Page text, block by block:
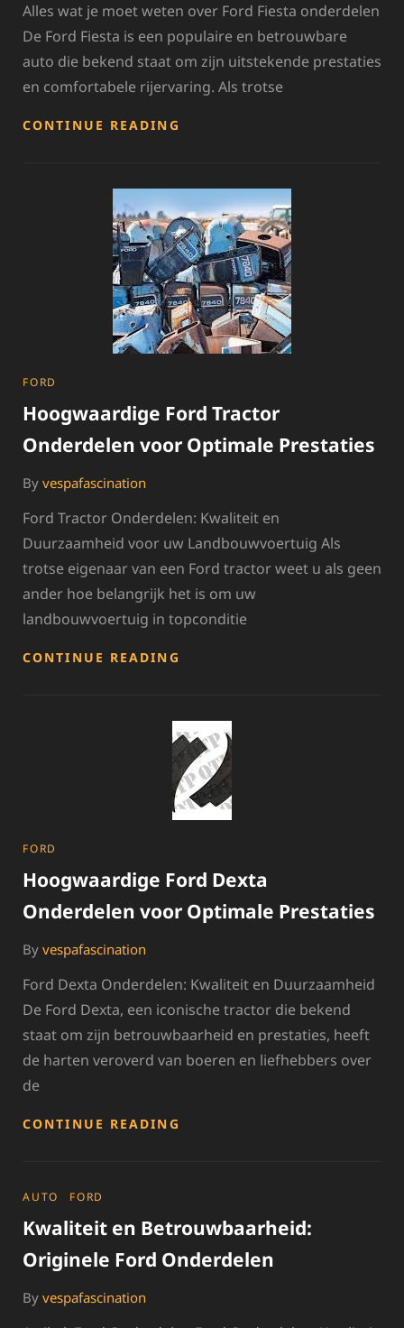
Alles wat je moet weten over Ford Fiesta onderdelen
De Ford Fiesta is een populaire en betrouwbare
auto die bekend staat om zijn uitstekende prestaties
en comfortabele rijervaring. Als trotse
CONTINUE READING
OPTIMALE
PRESTATIES
CATEGORIES
FORD
Hoogwaardige Ford Tractor
Onderdelen voor Optimale Prestaties
By vespafascination
Ford Tractor Onderdelen: Kwaliteit en
Duurzaamheid voor uw Landbouwvoertuig Als
trotse eigenaar van een Ford tractor weet u als geen
ander hoe belangrijk het is om uw
landbouwvoertuig in topconditie
CONTINUE READING
VOOR
OPTIMALE
PRESTATIES
CATEGORIES
FORD
Hoogwaardige Ford Dexta
Onderdelen voor Optimale Prestaties
By vespafascination
Ford Dexta Onderdelen: Kwaliteit en Duurzaamheid
De Ford Dexta, een iconische tractor die bekend
staat om zijn betrouwbaarheid en prestaties, heeft
de harten veroverd van boeren en liefhebbers over
de
CONTINUE READING
PRESTATIES
CATEGORIES
AUTO FORD
Kwaliteit en Betrouwbaarheid:
Originele Ford Onderdelen
By vespafascination